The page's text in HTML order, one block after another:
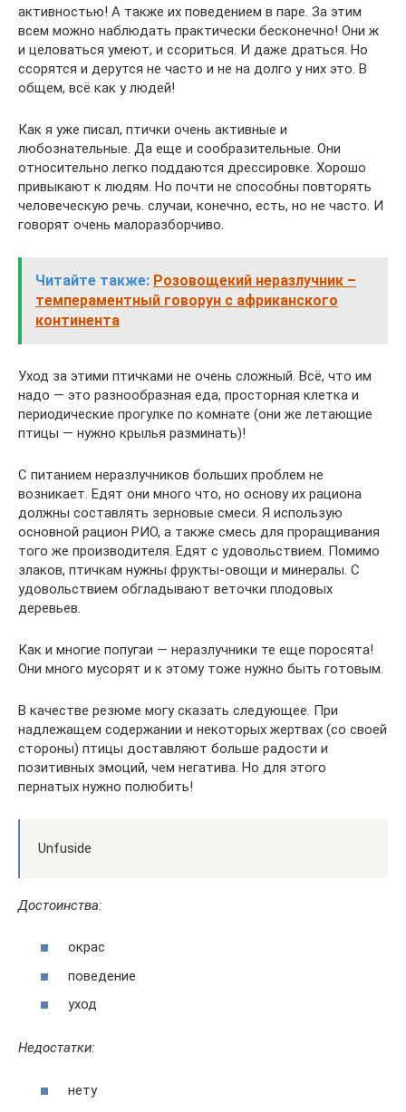
активностью! А также их поведением в паре. За этим
всем можно наблюдать практически бесконечно! Они ж
и целоваться умеют, и ссориться. И даже драться. Но
ссорятся и дерутся не часто и не на долго у них это. В
общем, всё как у людей!
Как я уже писал, птички очень активные и
любознательные. Да еще и сообразительные. Они
относительно легко поддаются дрессировке. Хорошо
привыкают к людям. Но почти не способны повторять
человеческую речь. случаи, конечно, есть, но не часто. И
говорят очень малоразборчиво.
Читайте также: Розовощекий неразлучник –
темпераментный говорун с африканского
континента
Уход за этими птичками не очень сложный. Всё, что им
надо — это разнообразная еда, просторная клетка и
периодические прогулке по комнате (они же летающие
птицы — нужно крылья разминать)!
С питанием неразлучников больших проблем не
возникает. Едят они много что, но основу их рациона
должны составлять зерновые смеси. Я использую
основной рацион РИО, а также смесь для проращивания
того же производителя. Едят с удовольствием. Помимо
злаков, птичкам нужны фрукты-овощи и минералы. С
удовольствием обгладывают веточки плодовых
деревьев.
Как и многие попугаи — неразлучники те еще поросята!
Они много мусорят и к этому тоже нужно быть готовым.
В качестве резюме могу сказать следующее. При
надлежащем содержании и некоторых жертвах (со своей
стороны) птицы доставляют больше радости и
позитивных эмоций, чем негатива. Но для этого
пернатых нужно полюбить!
Unfuside
Достоинства:
окрас
поведение
уход
Недостатки:
нету